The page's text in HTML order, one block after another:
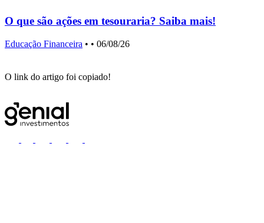
O que são ações em tesouraria? Saiba mais!
Educação Financeira • • 06/08/26
O link do artigo foi copiado!